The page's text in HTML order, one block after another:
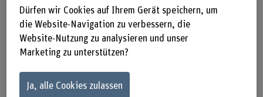
In diesem Forschungsfeld stehen Materialität und
Erhaltung zeitgenössischer Kunst und Medienkunst im
Fokus. Dies umfasst sowohl die theoretisch-empirische
Erforschung der materiellen als auch der immateriellen
dieser Werke bedarf neuer Denk- und Vorgehensweisen,
die es zu entwickeln, zu diskutieren, anzuwenden und zu
Dürfen wir Cookies auf Ihrem Gerät speichern, um
die Website-Navigation zu verbessern, die
Website-Nutzung zu analysieren und unser
Marketing zu unterstützen?
Ja, alle Cookies zulassen